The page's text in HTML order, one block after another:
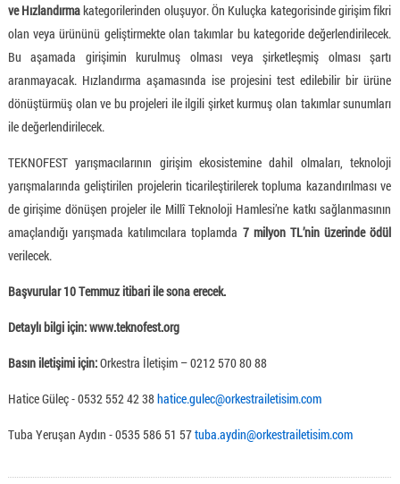
ve Hızlandırmakategorilerinden oluşuyor. Ön Kuluçka kategorisinde girişim fikri
olan veya ürününü geliştirmekte olan takımlar bu kategoride değerlendirilecek.
Bu aşamada girişimin kurulmuş olması veya şirketleşmiş olması şartı
aranmayacak. Hızlandırma aşamasında ise projesini test edilebilir bir ürüne
dönüştürmüş olan ve bu projeleri ile ilgili şirket kurmuş olan takımlar sunumları
ile değerlendirilecek.
TEKNOFEST yarışmacılarının girişim ekosistemine dahil olmaları, teknoloji
yarışmalarında geliştirilen projelerin ticarileştirilerek topluma kazandırılması ve
de girişime dönüşen projeler ile Millî Teknoloji Hamlesi’ne katkı sağlanmasının
amaçlandığı yarışmada katılımcılara toplamda 7 milyon TL’nin üzerinde ödül
verilecek.
Başvurular 10 Temmuz itibari ile sona erecek.
Detaylı bilgi için: www.teknofest.org
Basın iletişimi için:Orkestra İletişim – 0212 570 80 88
Hatice Güleç - 0532 552 42 38hatice.gulec@orkestrailetisim.com
Tuba Yeruşan Aydın - 0535 586 51 57tuba.aydin@orkestrailetisim.com